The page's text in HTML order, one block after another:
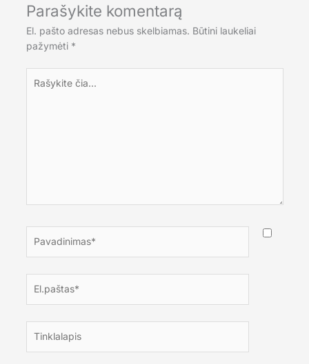
Parašykite komentarą
El. pašto adresas nebus skelbiamas. Būtini laukeliai
pažymėti *
čia...